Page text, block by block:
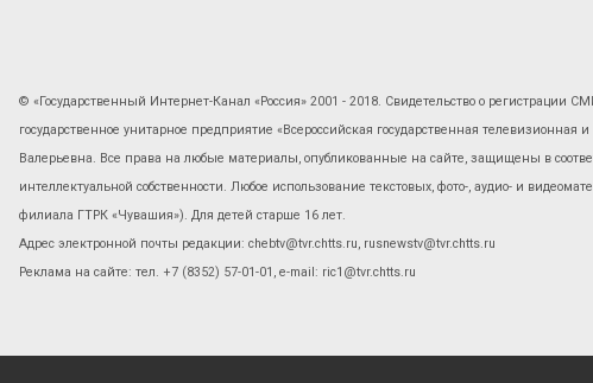
© «Государственный Интернет-Канал «Россия» 2001 - 2018. Свидетельство о регистрации
государственное унитарное предприятие «Всероссийская государственная
Валерьевна. Все права на любые материалы, опубликованные на сайте, защищены в
интеллектуальной собственности. Любое использование текстовых, фото-, аудио- и
филиала ГТРК «Чувашия»). Для детей старше 16 лет.
Адрес электронной почты редакции: chebtv@tvr.chtts.ru, rusnewstv@tvr.chtts.ru
Реклама на сайте: тел. +7 (8352) 57-01-01, е-mail: ric1@tvr.chtts.ru